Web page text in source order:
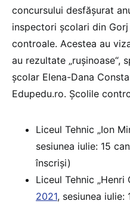
concursului desfășurat
inspectori școlari din
controale. Acestea au
au rezultate „rușinoase“,
școlar Elena-Dana
Edupedu.ro. Școlile
Liceul Tehnic „Ion
sesiunea iulie: 15
înscriși)
Liceul Tehnic „Henri
2021, sesiunea